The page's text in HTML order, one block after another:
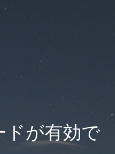
ドが有効で